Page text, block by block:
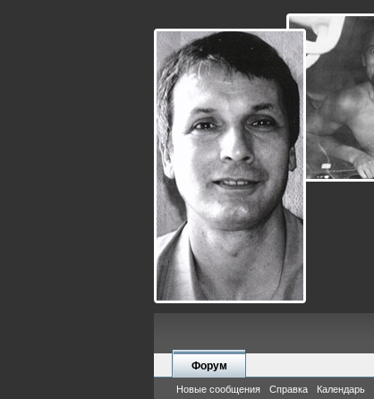
Форум
Новые сообщения Справка Календарь